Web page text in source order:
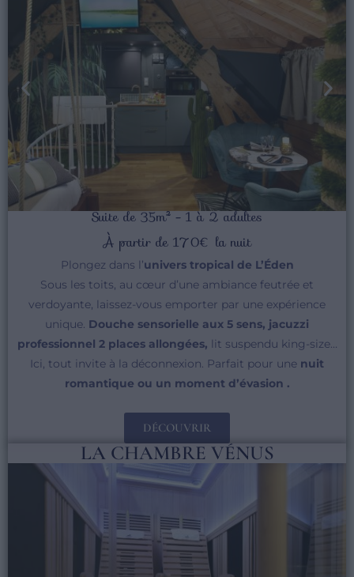
Suite de 35m² - 1 à 2 adultes
À partir de 170€ la nuit
Plongez dans l’univers tropical de L’Éden
Sous les toits, au cœur d’une ambiance feutrée et
verdoyante, laissez-vous emporter par une expérience
unique. Douche sensorielle aux 5 sens, jacuzzi
professionnel 2 places allongées, lit suspendu king-size…
Ici, tout invite à la déconnexion. Parfait pour une nuit
romantique ou un moment d’évasion .
DÉCOUVRIR
LA CHAMBRE VÉNUS